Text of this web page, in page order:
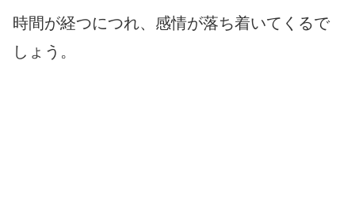
時間が経つにつれ、感情が落ち着いてくるで
しょう。